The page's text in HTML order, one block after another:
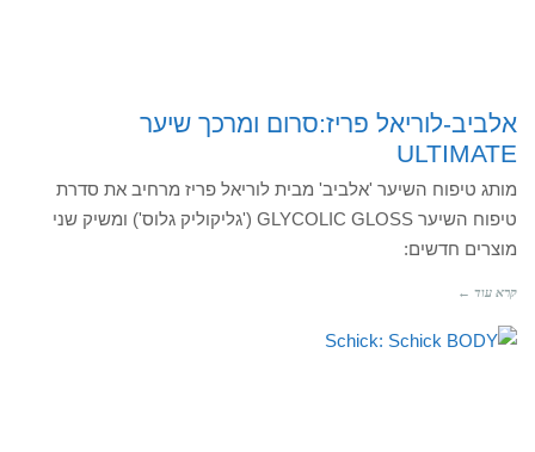
אלביב-לוריאל פריז:סרום ומרכך שיער
ULTIMATE
מותג טיפוח השיער 'אלביב' מבית לוריאל פריז מרחיב את סדרת
טיפוח השיער GLYCOLIC GLOSS ('גליקוליק גלוס') ומשיק שני
מוצרים חדשים:
קרא עוד ←